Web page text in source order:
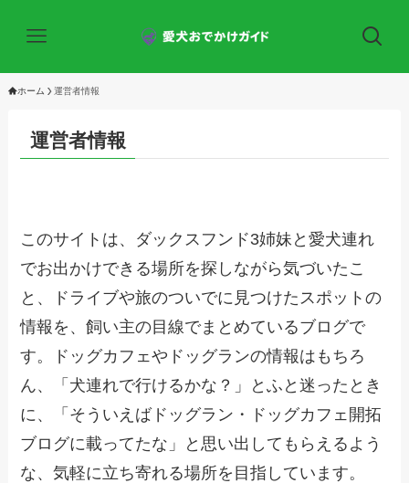
ホーム 運営者情報
運営者情報
このサイトは、ダックスフンド3姉妹と愛犬連れ
でお出かけできる場所を探しながら気づいたこ
と、ドライブや旅のついでに見つけたスポットの
情報を、飼い主の目線でまとめているブログで
す。ドッグカフェやドッグランの情報はもちろ
ん、「犬連れで行けるかな？」とふと迷ったとき
に、「そういえばドッグラン・ドッグカフェ開拓
ブログに載ってたな」と思い出してもらえるよう
な、気軽に立ち寄れる場所を目指しています。